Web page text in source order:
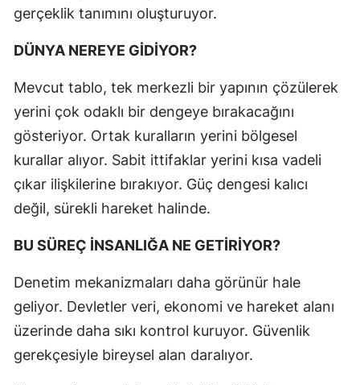
gerçeklik tanımını oluşturuyor.
DÜNYA NEREYE GİDİYOR?
Mevcut tablo, tek merkezli bir yapının çözülerek
yerini çok odaklı bir dengeye bırakacağını
gösteriyor. Ortak kuralların yerini bölgesel
kurallar alıyor. Sabit ittifaklar yerini kısa vadeli
çıkar ilişkilerine bırakıyor. Güç dengesi kalıcı
değil, sürekli hareket halinde.
BU SÜREÇ İNSANLIĞA NE GETİRİYOR?
Denetim mekanizmaları daha görünür hale
geliyor. Devletler veri, ekonomi ve hareket alanı
üzerinde daha sıkı kontrol kuruyor. Güvenlik
gerekçesiyle bireysel alan daralıyor.